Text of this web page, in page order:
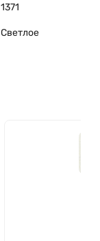
1371
Светлое